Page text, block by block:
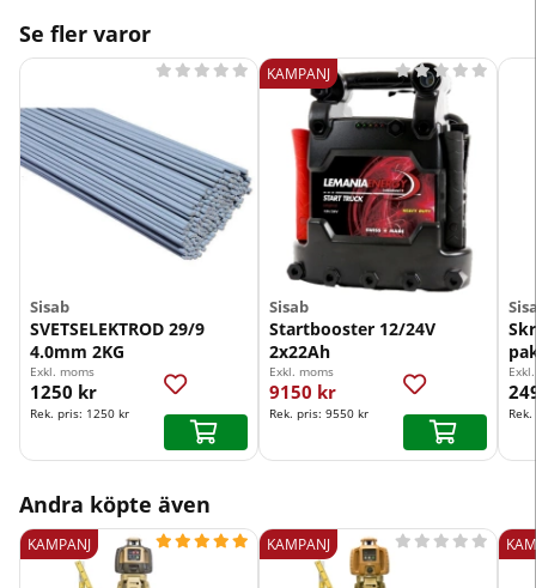
Se fler varor
Sisab
SVETSELEKTROD 29/9
4.0mm 2KG
    
Exkl. moms
1250 kr
Rek. pris: 1250 kr
KAMPANJ
Sisab
Startbooster 12/24V
2x22Ah
  
Exkl. moms
9150 kr
Rek. pris: 9550 kr
Andra köpte även
KAMPANJ      KAMPANJ     